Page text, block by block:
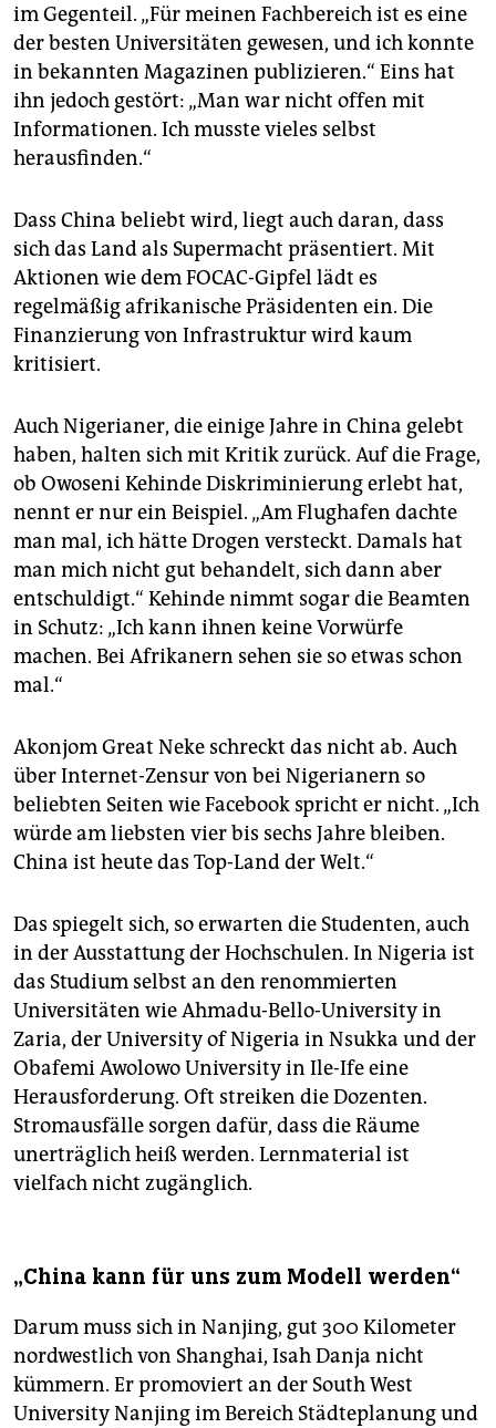
im Gegenteil. „Für meinen Fachbereich ist es eine
der besten Universitäten gewesen, und ich konnte
in bekannten Magazinen publizieren.“ Eins hat
ihn jedoch gestört: „Man war nicht offen mit
Informationen. Ich musste vieles selbst
herausfinden.“
Dass China beliebt wird, liegt auch daran, dass
sich das Land als Supermacht präsentiert. Mit
Aktionen wie dem FOCAC-Gipfel lädt es
regelmäßig afrikanische Präsidenten ein. Die
Finanzierung von Infrastruktur wird kaum
kritisiert.
Auch Nigerianer, die einige Jahre in China gelebt
haben, halten sich mit Kritik zurück. Auf die Frage,
ob Owoseni Kehinde Diskriminierung erlebt hat,
nennt er nur ein Beispiel. „Am Flughafen dachte
man mal, ich hätte Drogen versteckt. Damals hat
man mich nicht gut behandelt, sich dann aber
entschuldigt.“ Kehinde nimmt sogar die Beamten
in Schutz: „Ich kann ihnen keine Vorwürfe
machen. Bei Afrikanern sehen sie so etwas schon
mal.“
Akonjom Great Neke schreckt das nicht ab. Auch
über Internet-Zensur von bei Nigerianern so
beliebten Seiten wie Facebook spricht er nicht. „Ich
würde am liebsten vier bis sechs Jahre bleiben.
China ist heute das Top-Land der Welt.“
Das spiegelt sich, so erwarten die Studenten, auch
in der Ausstattung der Hochschulen. In Nigeria ist
das Studium selbst an den renommierten
Universitäten wie Ahmadu-Bello-University in
Zaria, der University of Nigeria in Nsukka und der
Obafemi Awolowo University in Ile-Ife eine
Herausforderung. Oft streiken die Dozenten.
Stromausfälle sorgen dafür, dass die Räume
unerträglich heiß werden. Lernmaterial ist
vielfach nicht zugänglich.
„China kann für uns zum Modell werden“
Darum muss sich in Nanjing, gut 300 Kilometer
nordwestlich von Shanghai, Isah Danja nicht
kümmern. Er promoviert an der South West
University Nanjing im Bereich Städteplanung und